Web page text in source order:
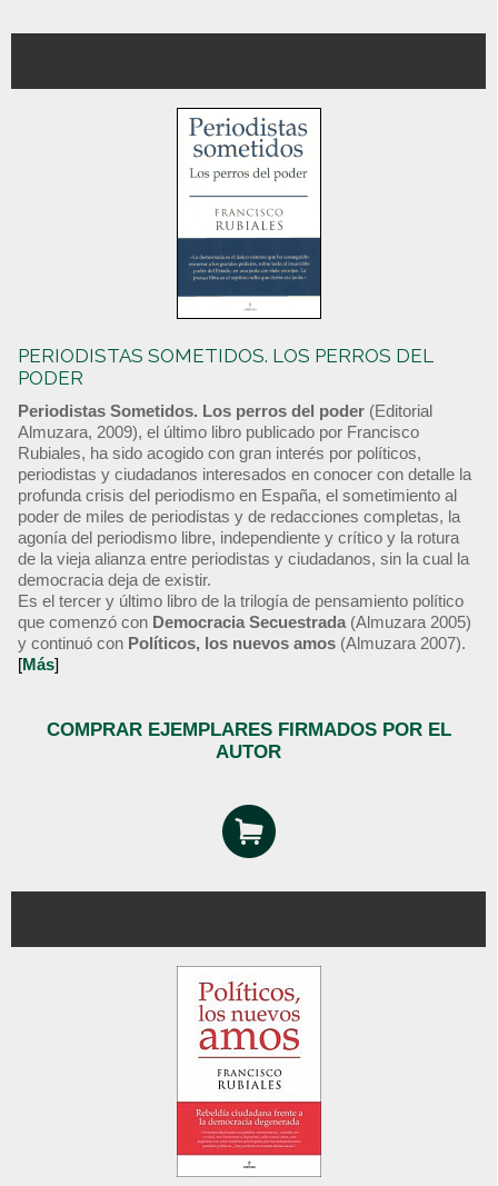
PERIODISTAS SOMETIDOS. LOS PERROS DEL
PODER
Periodistas Sometidos. Los perros del poder (Editorial
Almuzara, 2009), el último libro publicado por Francisco
Rubiales, ha sido acogido con gran interés por políticos,
periodistas y ciudadanos interesados en conocer con detalle la
profunda crisis del periodismo en España, el sometimiento al
poder de miles de periodistas y de redacciones completas, la
agonía del periodismo libre, independiente y crítico y la rotura
de la vieja alianza entre periodistas y ciudadanos, sin la cual la
democracia deja de existir.
Es el tercer y último libro de la trilogía de pensamiento político
que comenzó con Democracia Secuestrada (Almuzara 2005)
y continuó con Políticos, los nuevos amos (Almuzara 2007).
[Más]
COMPRAR EJEMPLARES FIRMADOS POR EL
AUTOR